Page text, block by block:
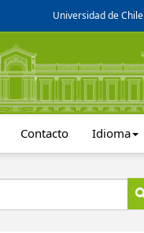
Universidad de Chile
Contacto Idioma